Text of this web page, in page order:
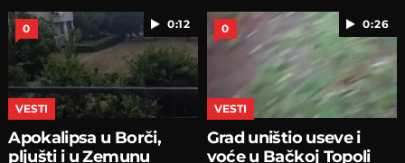
0:12
0
VESTI
Apokalipsa u Borči,
pljušti i u Zemunu
0:26
0
VESTI
Grad uništio useve i
voće u Bačkoj Topoli